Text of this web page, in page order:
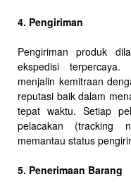
4. Pengiriman
Pengiriman produk
ekspedisi
menjalin kemitraan
reputasi baik dalam
tepat waktu. Setiap
pelacakan (tracking
memantau status
5. Penerimaan Barang